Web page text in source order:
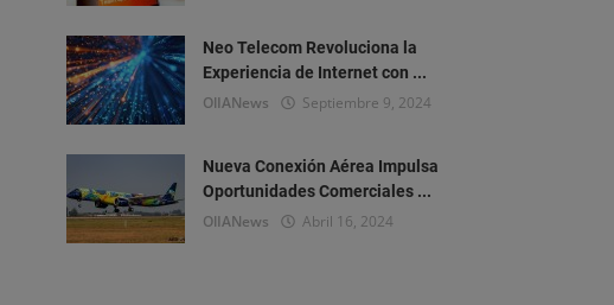
Neo Telecom Revoluciona la
Experiencia de Internet con ...
OlIANews Septiembre 9, 2024
Nueva Conexión Aérea Impulsa
Oportunidades Comerciales ...
OlIANews Abril 16, 2024